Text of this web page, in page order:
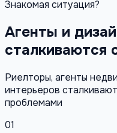
Знакомая ситуация?
Агенты и
сталкиваются
Риелторы, агенты
интерьеров
проблемами
01